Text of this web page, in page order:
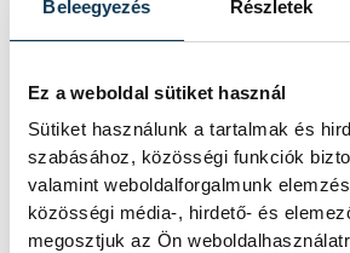
Beleegyezés Részletek
Ez a weboldal sütiket használ
Sütiket használunk a tartalmak és
szabásához, közösségi funkciók
valamint weboldalforgalmunk
közösségi média-, hirdető- és
megosztjuk az Ön
egyéb
SZERZŐ
vehir.hu